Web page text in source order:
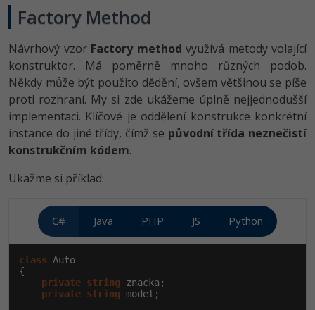
Google Dokumenty
Time management
Windows
Linux
Sítě
Elektronický podpis
Video
Ostatní
Fórum
Factory Method
Návrhový vzor Factory method využívá metody volající
konstruktor. Má poměrně mnoho různých podob.
Někdy může být použito dědění, ovšem většinou se píše
proti rozhraní. My si zde ukážeme úplně nejjednodušší
implementaci. Klíčové je oddělení konstrukce konkrétní
instance do jiné třídy, čímž se původní třída neznečistí
konstrukčním kódem.
Ukažme si příklad:
C# Java PHP JS Python
class Auto
{
private string znacka;
private string model;